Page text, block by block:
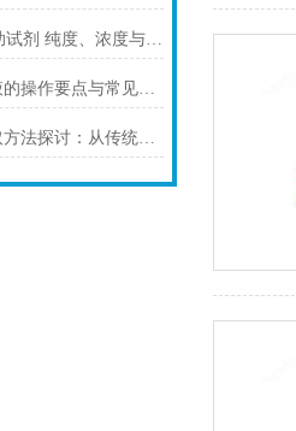
鲑鱼精DNA辅助试剂 纯度、浓度与稳定性对实验结果的影响
免疫染色封闭液的操作要点与常见问题解决方案
微藻线粒体提取方法探讨：从传统技术到试剂盒方案